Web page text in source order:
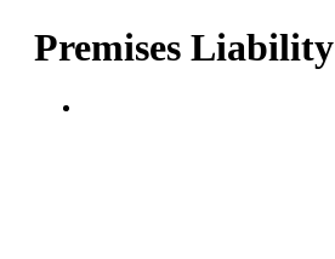
Premises Liability